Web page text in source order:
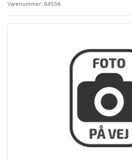
Varenummer: 64556